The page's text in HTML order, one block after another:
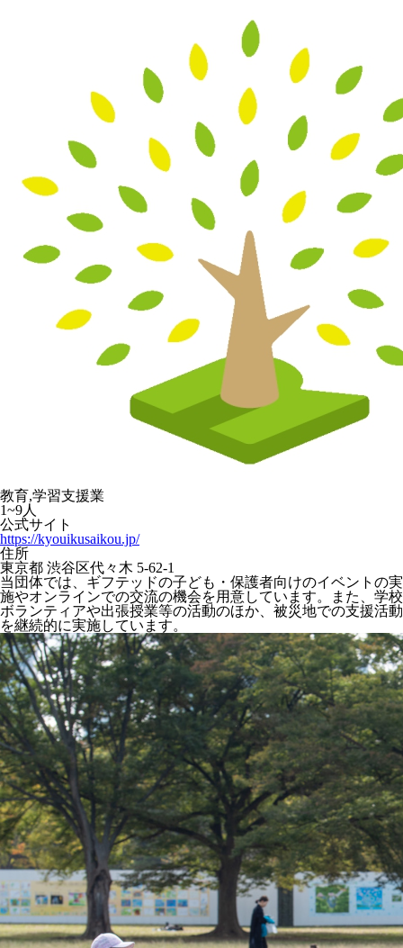
教育,学習支援業
1~9人
公式サイト
https://kyouikusaikou.jp/
住所
東京都 渋谷区代々木 5-62-1
当団体では、ギフテッドの子ども・保護者向けのイベントの実
施やオンラインでの交流の機会を用意しています。また、学校
ボランティアや出張授業等の活動のほか、被災地での支援活動
を継続的に実施しています。